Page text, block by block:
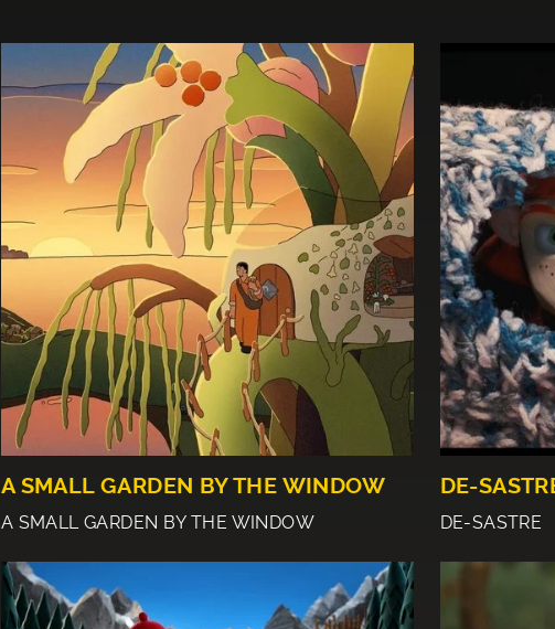
A SMALL GARDEN BY THE WINDOW
A SMALL GARDEN BY THE WINDOW
DE-
DE-SASTRE